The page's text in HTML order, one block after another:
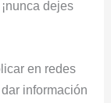
dejes
en redes
información